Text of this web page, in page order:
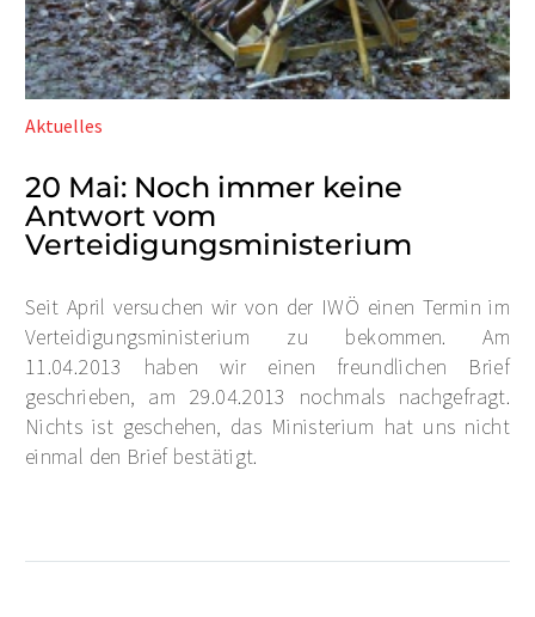
Aktuelles
20 Mai: Noch immer keine
Antwort vom
Verteidigungsministerium
Seit April versuchen wir von der IWÖ einen Termin im
Verteidigungsministerium zu bekommen. Am
11.04.2013 haben wir einen freundlichen Brief
geschrieben, am 29.04.2013 nochmals nachgefragt.
Nichts ist geschehen, das Ministerium hat uns nicht
einmal den Brief bestätigt.